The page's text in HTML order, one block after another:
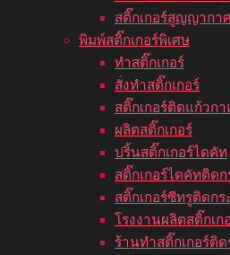
สติ๊กเกอร์สูญญากา
พิมพ์สติ๊กเกอร์พิเศษ
ทำสติ๊กเกอร์
สั่งทำสติ๊กเกอร์
สติ๊กเกอร์ติดแก้วก
ผลิตสติ๊กเกอร์
ปริ้นสติ๊กเกอร์ไดคัท
สติ๊กเกอร์ไดคัทติดก
สติ๊กเกอร์ซีทรูติดกร
โรงงานผลิตสติ๊กเก
ร้านทำสติ๊กเกอร์ติด